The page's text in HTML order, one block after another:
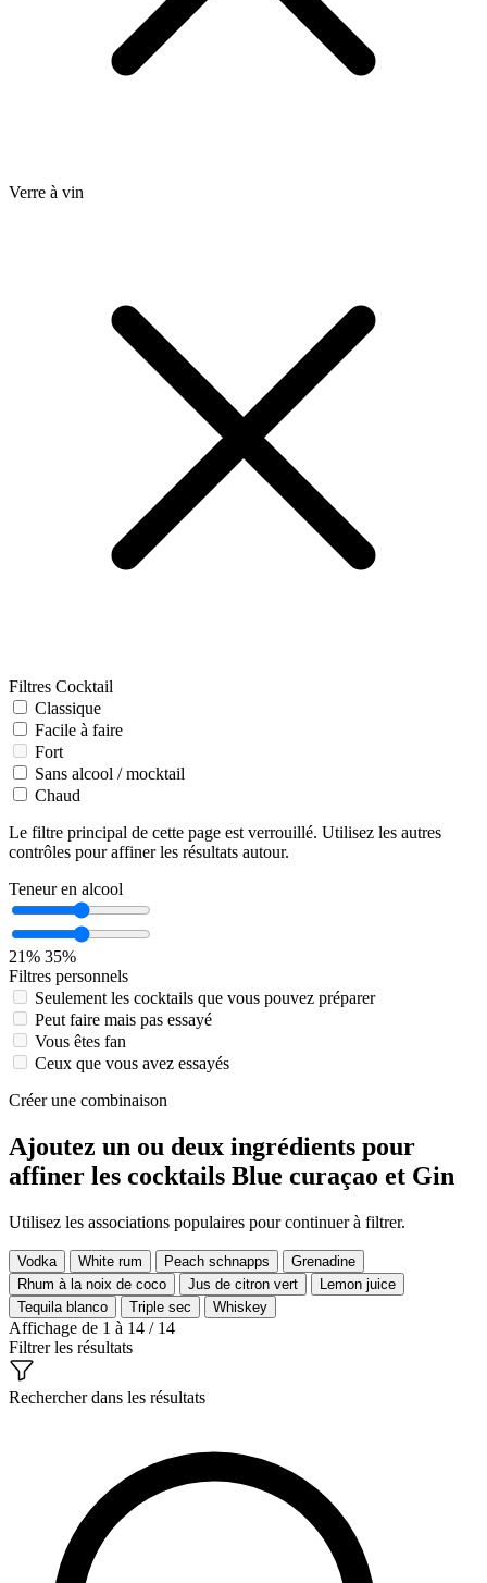
Verre à vin
Filtres Cocktail
Classique
Facile à faire
Fort
Sans alcool / mocktail
Chaud
Le filtre principal de cette page est verrouillé. Utilisez les autres
contrôles pour affiner les résultats autour.
Teneur en alcool
21% 35%
Filtres personnels
Seulement les cocktails que vous pouvez préparer
Peut faire mais pas essayé
Vous êtes fan
Ceux que vous avez essayés
Créer une combinaison
Ajoutez un ou deux ingrédients pour
affiner les cocktails Blue curaçao et Gin
Utilisez les associations populaires pour continuer à filtrer.
Vodka White rum Peach schnapps
Grenadine
Rhum à la noix de coco
Jus de citron vert
Lemon juice
Tequila blanco
Triple sec Whiskey
Affichage de 1 à 14 / 14
Filtrer les résultats
Rechercher dans les résultats